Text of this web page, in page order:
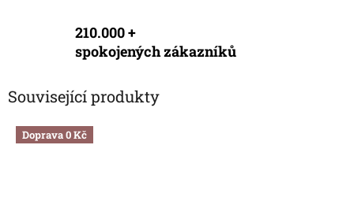
210.000 +
spokojených zákazníků
Související produkty
Doprava 0 Kč